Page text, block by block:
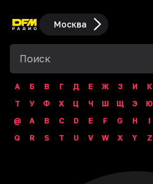
Москва
А Б В Г Д Е Ж З И К
Т
У Ф Х Ц Ч Ш Щ Э Ю
@
A B C D E F G H I
Q
R S T U V W X Y Z